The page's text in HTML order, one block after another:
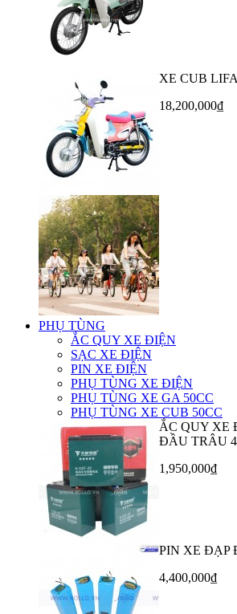
XE CUB
18,200,000₫
PHỤ TÙNG
ẮC QUY XE ĐIỆN
SẠC XE ĐIỆN
PIN XE ĐIỆN
PHỤ TÙNG XE ĐIỆN
PHỤ TÙNG XE GA 50CC
PHỤ TÙNG XE CUB 50CC
ẮC QUY XE
ĐẦU TRÂU
1,950,000₫
PIN XE ĐẠP
4,400,000₫